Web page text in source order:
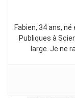
Fabien, 34 ans,
Publiques à
large. Je ne